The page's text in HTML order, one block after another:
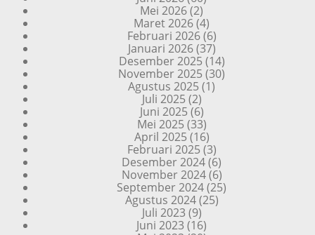
Mei 2026(2)
Maret 2026(4)
Februari 2026(6)
Januari 2026(37)
Desember 2025(14)
November 2025(30)
Agustus 2025(1)
Juli 2025(2)
Juni 2025(6)
Mei 2025(33)
April 2025(16)
Februari 2025(3)
Desember 2024(6)
November 2024(6)
September 2024(25)
Agustus 2024(25)
Juli 2023 (9)
Juni 2023 (16)